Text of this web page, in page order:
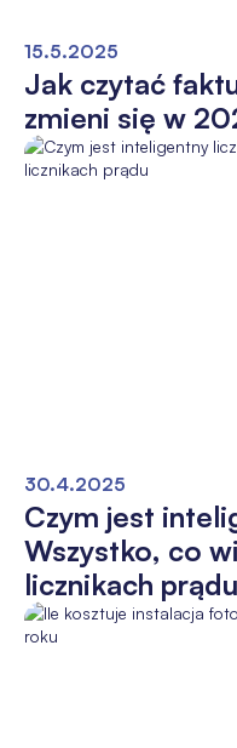
15.5.2025
Jak czytać
zmieni się w
30.4.2025
Czym jest
Wszystko, co
licznikach prądu